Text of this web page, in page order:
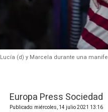
Lucía (d) y Marcela durante una
Europa Press Sociedad
Publicado: miércoles, 14 julio 2021 13:16